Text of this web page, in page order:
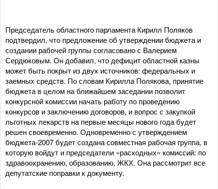
Председатель областного парламента Кирилл Поляков
подтвердил, что предложение об утверждении бюджета и
создании рабочей группы согласовано с Валерием
Сердюковым. Он добавил, что дефицит областной казны
может быть покрыт из двух источников: федеральных и
заемных средств. По словам Кирилла Полякова, принятие
бюджета в целом на ближайшем заседании позволит
конкурсной комиссии начать работу по проведению
конкурсов и заключению договоров, и вопрос с закупкой
льготных лекарств на первые месяцы нового года будет
решен своевременно. Одновременно с утверждением
бюджета-2007 будет создана совместная рабочая группа, в
которую войдут и председатели «расходных» комиссий: по
здравоохранению, образованию, ЖКХ. Она рассмотрит все
депутатские поправки к документу.